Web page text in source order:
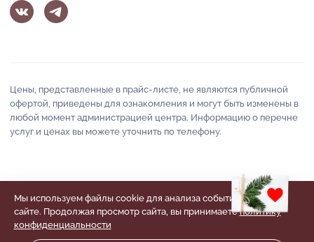
Цены, представленные в прайс-листе, не являются публичной
офертой, приведены для ознакомления и могут быть изменены в
любой момент администрацией центра. Информацию о перечне
услуг и ценах вы можете уточнить по телефону.
«Венера» - центр красоты и здоровья Балаково © 2013 -2026
Политика конфиденциальности
Согласие на обработку персональных данных
Согласие на получение рекламной рассылки
Мы используем файлы cookie для анализа событий на нашем
сайте. Продолжая просмотр сайта, вы принимаетеполитику
конфиденциальности